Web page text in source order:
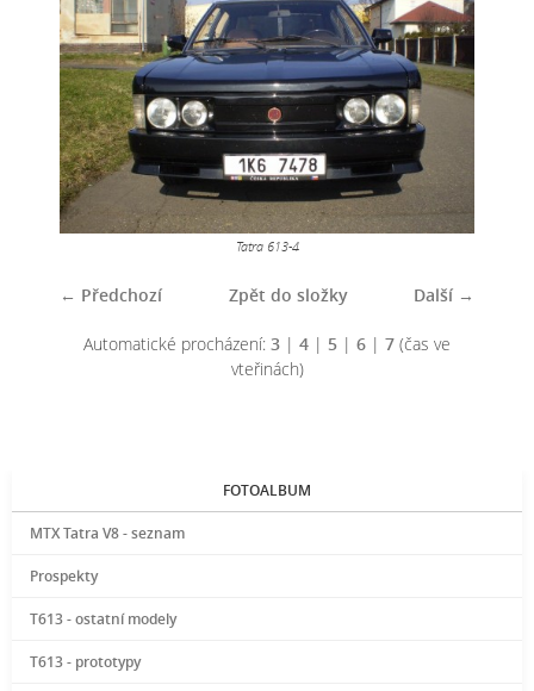
Tatra 613-4
← Předchozí Další →
Zpět do složky
Automatické procházení: 3 | 4 | 5 | 6 | 7 (čas ve
vteřinách)
FOTOALBUM
MTX Tatra V8 - seznam
Prospekty
T613 - ostatní modely
T613 - prototypy